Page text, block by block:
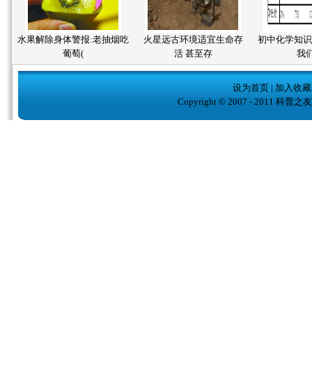
水果解除身体警报:老抽烟吃
葡萄(
火星远古环境适宜生命存
活 甚至存
初中化学知
我
设为首页| 加入收藏
Copyright © 2007 - 2011 科普之